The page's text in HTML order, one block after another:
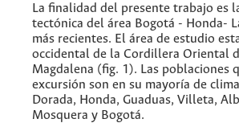
La finalidad del presente trabajo es
tectónica del área Bogotá - Honda-
más recientes. El área de estudio
occidental de la Cordillera Oriental
Magdalena (fig. 1). Las poblaciones
excursión son en su mayoría de
Dorada, Honda, Guaduas, Villeta,
Mosquera y Bogotá.